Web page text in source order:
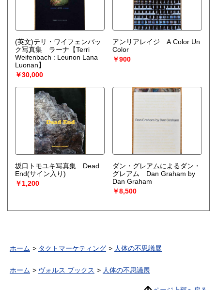
(英文)テリ・ワイフェンバッ
ク写真集 ラーナ【Terri
Weifenbach : Leunon Lana
Luonan】
￥30,000
アンリアレイジ A Color Un
Color
￥900
坂口トモユキ写真集 Dead
End(サイン入り)
￥1,200
ダン・グレアムによるダン・
グレアム Dan Graham by
Dan Graham
￥8,500
ホーム タクトマーケティング 人体の不思議展
ホーム ヴォルス ブックス 人体の不思議展